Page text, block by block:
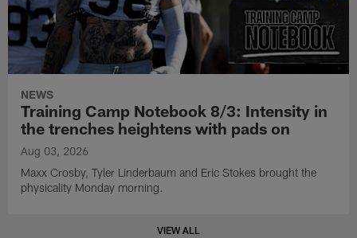
NEWS
Training Camp Notebook 8/3: Intensity in
the trenches heightens with pads on
Aug 03, 2026
Maxx Crosby, Tyler Linderbaum and Eric Stokes brought the
physicality Monday morning.
VIEW ALL